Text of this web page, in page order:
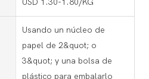
Usando un núcleo de
papel de 2&quot; o
3&quot; y una bolsa de
plástico para embalarlo